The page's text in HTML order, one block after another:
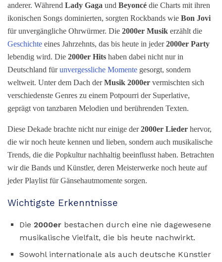
anderer. Während Lady Gaga und Beyoncé die Charts mit ihren
ikonischen Songs dominierten, sorgten Rockbands wie Bon Jovi
für unvergängliche Ohrwürmer. Die 2000er Musik erzählt die
Geschichte eines Jahrzehnts, das bis heute in jeder2000er Party
lebendig wird. Die 2000er Hits haben dabei nicht nur in
Deutschland fürunvergessliche Momente gesorgt, sondern
weltweit. Unter dem Dach derMusik 2000er vermischten sich
verschiedenste Genres zu einem Potpourri der Superlative,
geprägt von tanzbaren Melodien und berührenden Texten.
Diese Dekade brachte nicht nur einige der2000er Lieder hervor,
die wir noch heute kennen und lieben, sondern auch musikalische
Trends, die die Popkultur nachhaltig beeinflusst haben. Betrachten
wir die Bands und Künstler, deren Meisterwerke noch heute auf
jeder Playlist für Gänsehautmomente sorgen.
Wichtigste Erkenntnisse
Die 2000er bestachen durch eine nie dagewesene
musikalische Vielfalt, die bis heute nachwirkt.
Sowohl internationale als auch deutsche Künstler